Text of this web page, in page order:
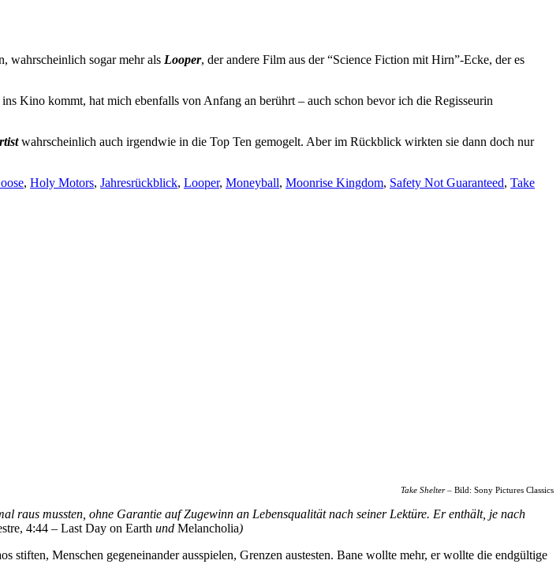
wahrscheinlich sogar mehr als Looper, der andere Film aus der “Science Fiction mit Hirn”-Ecke, der es
Kino kommt, hat mich ebenfalls von Anfang an berührt – auch schon bevor ich die Regisseurin
wahrscheinlich auch irgendwie in die Top Ten gemogelt. Aber im Rückblick wirkten sie dann doch nur
, Holy Motors, Jahresrückblick, Looper, Moneyball, Moonrise Kingdom, Safety Not Guaranteed, Take
Take Shelter– Bild: Sony Pictures Classics
raus mussten, ohne Garantie auf Zugewinn an Lebensqualität nach seiner Lektüre. Er enthält, je nach
4:44 – Last Day on Earth und Melancholia)
Menschen gegeneinander ausspielen, Grenzen austesten. Bane wollte mehr, er wollte die endgültige